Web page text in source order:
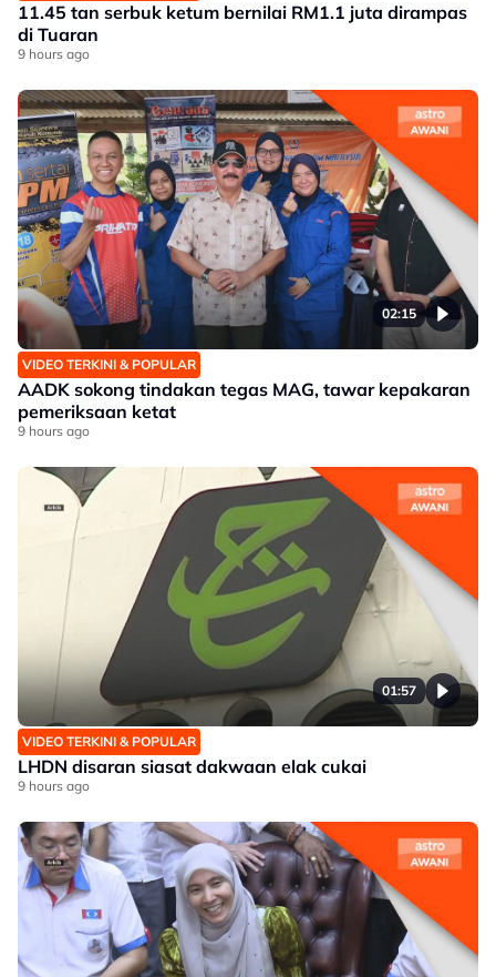
11.45 tan serbuk ketum bernilai RM1.1 juta dirampas
di Tuaran
9 hours ago
02:15
VIDEO TERKINI & POPULAR
AADK sokong tindakan tegas MAG, tawar kepakaran
pemeriksaan ketat
9 hours ago
01:57
VIDEO TERKINI & POPULAR
LHDN disaran siasat dakwaan elak cukai
9 hours ago